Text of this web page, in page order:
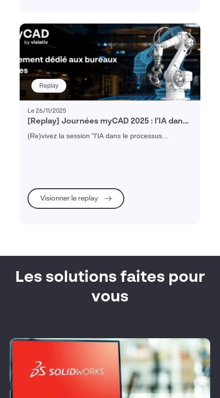
Replay
Le 26/11/2025
[Replay] Journées myCAD 2025 : l’IA dans
le processus d’innovation
(Re)vivez la session "l'IA dans le processus
Visionner le replay
Les solutions faites pour
vous